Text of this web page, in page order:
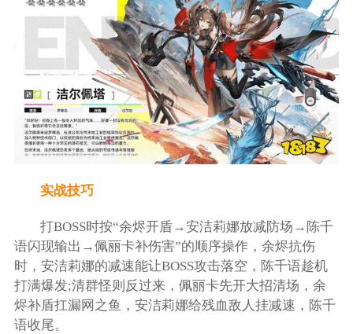
实战技巧
打BOSS时按“余烬开盾→安洁莉娜放减防场→陈千
语闪现输出→佩丽卡补伤害”的顺序操作，余烬抗伤
时，安洁莉娜的减速能让BOSS攻击落空，陈千语趁机
打满爆发;清群怪则反过来，佩丽卡先开大招清场，余
烬补盾扛漏网之鱼，安洁莉娜给残血敌人挂减速，陈千
语收尾。